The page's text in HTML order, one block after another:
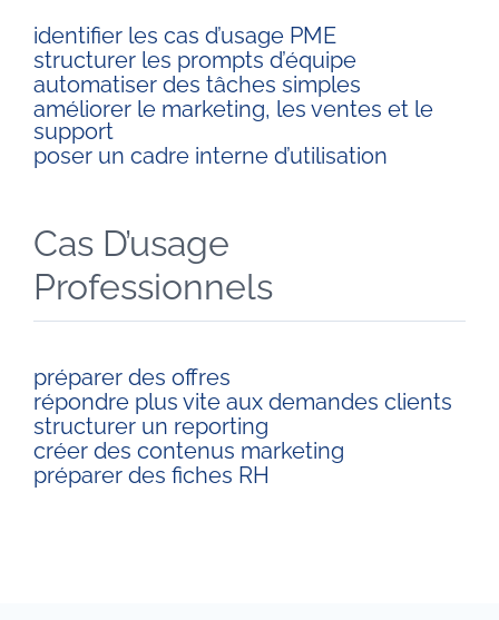
identifier les cas d’usage PME
structurer les prompts d’équipe
automatiser des tâches simples
améliorer le marketing, les ventes et le
support
poser un cadre interne d’utilisation
Cas D’usage
Professionnels
préparer des offres
répondre plus vite aux demandes clients
structurer un reporting
créer des contenus marketing
préparer des fiches RH